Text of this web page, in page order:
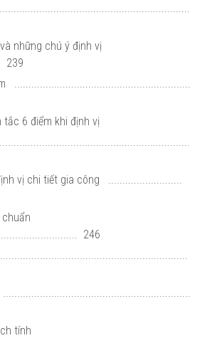
những chú ý định vị
239
..............................................................
6 điểm khi định vị
vị chi tiết gia công ..........................
246
tính